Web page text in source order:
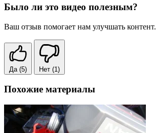
Было ли это видео полезным?
Ваш отзыв помогает нам улучшать контент.
Да (5) Нет (1)
Похожие материалы